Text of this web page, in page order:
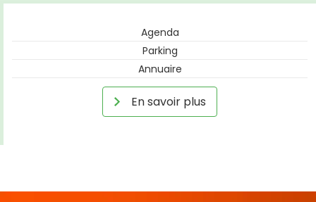
Agenda
Parking
Annuaire
En savoir plus